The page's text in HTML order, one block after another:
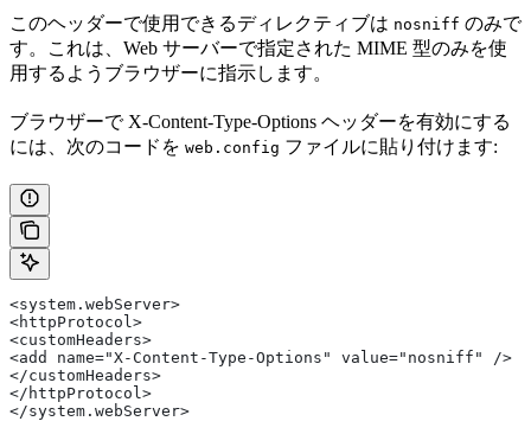
このヘッダーで使用できるディレクティブは nosniff のみで
す。これは、Web サーバーで指定された MIME 型のみを使
用するようブラウザーに指示します。
ブラウザーで X-Content-Type-Options ヘッダーを有効にする
には、次のコードを web.config ファイルに貼り付けます:
<system.webServer>
<httpProtocol>
<customHeaders>
<add name="X-Content-Type-Options" value="nosniff" />
</customHeaders>
</httpProtocol>
</system.webServer>